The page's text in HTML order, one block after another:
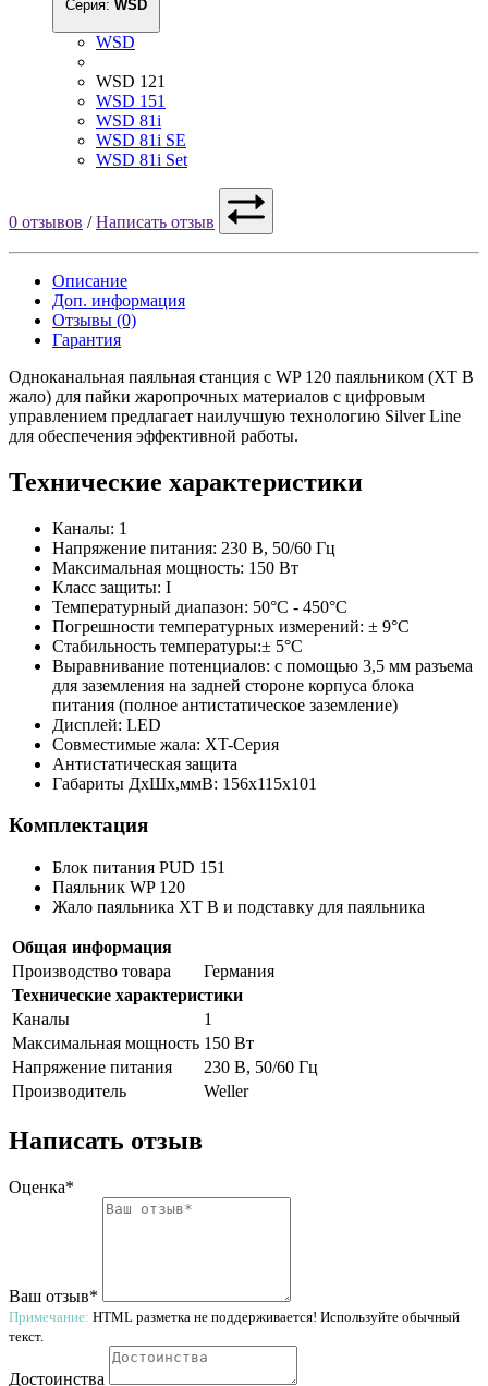
Серия:
WSD
WSD 121
WSD 151
WSD 81i
WSD 81i SE
WSD 81i Set
0 отзывов /Написать отзыв
Описание
Доп. информация
Отзывы (0)
Гарантия
Одноканальная паяльная станция с WP 120 паяльником (XT B
жало) для пайки жаропрочных материалов с цифровым
управлением предлагает наилучшую технологию Silver Line
для обеспечения эффективной работы.
Технические характеристики
Каналы: 1
Напряжение питания: 230 В, 50/60 Гц
Максимальная мощность: 150 Вт
Класс защиты: I
Температурный диапазон: 50°C - 450°C
Погрешности температурных измерений: ± 9°C
Стабильность температуры:± 5°C
Выравнивание потенциалов: с помощью 3,5 мм разъема
для заземления на задней стороне корпуса блока
питания (полное антистатическое заземление)
Дисплей: LED
Совместимые жала: XT-Серия
Антистатическая защита
Габариты ДхШх,ммВ: 156х115х101
Комплектация
Блок питания PUD 151
Паяльник WP 120
Жало паяльника XT B и подставку для паяльника
Общая информация
Производство товара
Германия
Технические характеристики
Каналы
1
Максимальная мощность 150 Вт
Напряжение питания
230 В, 50/60 Гц
Производитель
Weller
Написать отзыв
Оценка*
Ваш отзыв*
Примечание: HTML разметка не поддерживается! Используйте обычный
текст.
Достоинства